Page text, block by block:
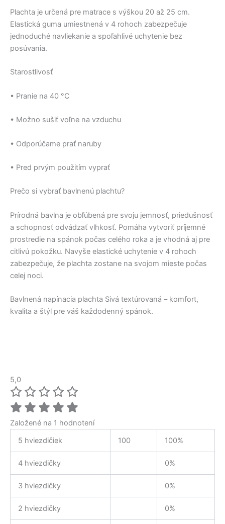
Plachta je určená pre matrace s výškou 20 až 25 cm.
Elastická guma umiestnená v 4 rohoch zabezpečuje
jednoduché navliekanie a spoľahlivé uchytenie bez
posúvania.
Starostlivosť
• Pranie na 40 °C
• Možno sušiť voľne na vzduchu
• Odporúčame prať naruby
• Pred prvým použitím vyprať
Prečo si vybrať bavlnenú plachtu?
Prírodná bavlna je obľúbená pre svoju jemnosť, priedušnosť
a schopnosť odvádzať vlhkosť. Pomáha vytvoriť príjemné
prostredie na spánok počas celého roka a je vhodná aj pre
citlivú pokožku. Navyše elastické uchytenie v 4 rohoch
zabezpečuje, že plachta zostane na svojom mieste počas
celej noci.
Bavlnená napínacia plachta Sivá textúrovaná – komfort,
kvalita a štýl pre váš každodenný spánok.
5,0
Založené na 1 hodnotení
5 hviezdičiek
100 100%
4 hviezdičky 0%
3 hviezdičky 0%
2 hviezdičky 0%